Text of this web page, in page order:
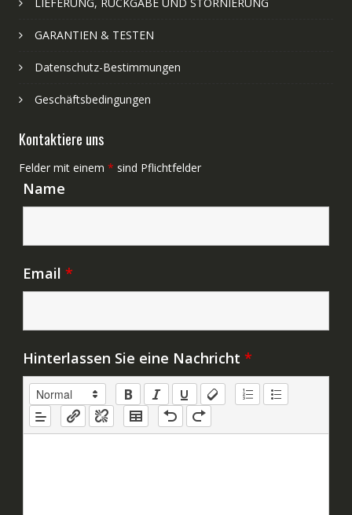
GARANTIEN & TESTEN
Datenschutz-Bestimmungen
Geschäftsbedingungen
Kontaktiere uns
Felder mit einem * sind Pflichtfelder
Name
Email *
Hinterlassen Sie eine Nachricht *